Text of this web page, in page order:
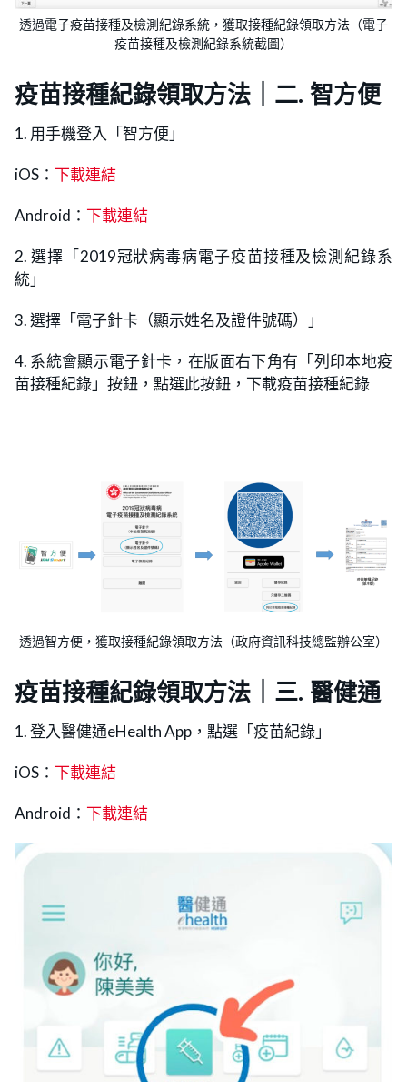
透過電子疫苗接種及檢測紀錄系統，獲取接種紀錄領取方法（電子
疫苗接種及檢測紀錄系統截圖）
疫苗接種紀錄領取方法｜二. 智方便
1. 用手機登入「智方便」
iOS： 下載連結
Android： 下載連結
2. 選擇「2019冠狀病毒病電子疫苗接種及檢測紀錄系
統」
3. 選擇「電子針卡（顯示姓名及證件號碼）」
4. 系統會顯示電子針卡，在版面右下角有「列印本地疫
苗接種紀錄」按鈕，點選此按鈕，下載疫苗接種紀錄
透過智方便，獲取接種紀錄領取方法（政府資訊科技總監辦公室）
疫苗接種紀錄領取方法｜三. 醫健通
1. 登入醫健通eHealth App，點選「疫苗紀錄」
iOS： 下載連結
Android： 下載連結